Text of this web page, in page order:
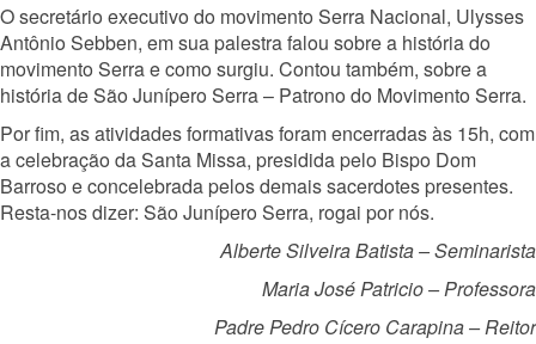
O secretário executivo do movimento Serra Nacional, Ulysses
Antônio Sebben, em sua palestra falou sobre a história do
movimento Serra e como surgiu. Contou também, sobre a
história de São Junípero Serra – Patrono do Movimento Serra.
Por fim, as atividades formativas foram encerradas às 15h, com
a celebração da Santa Missa, presidida pelo Bispo Dom
Barroso e concelebrada pelos demais sacerdotes presentes.
Resta-nos dizer: São Junípero Serra, rogai por nós.
Alberte Silveira Batista – Seminarista
Maria José Patricio – Professora
Padre Pedro Cícero Carapina – Reitor